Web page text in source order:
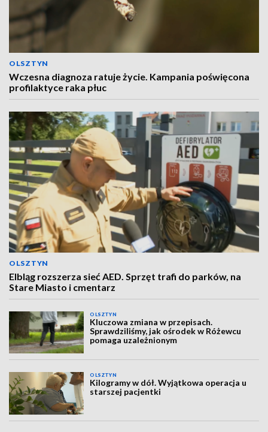
OLSZTYN
Wczesna diagnoza ratuje życie. Kampania poświęcona
profilaktyce raka płuc
OLSZTYN
Elbląg rozszerza sieć AED. Sprzęt trafi do parków, na
Stare Miasto i cmentarz
OLSZTYN
Kluczowa zmiana w przepisach.
Sprawdziliśmy, jak ośrodek w Różewcu
pomaga uzależnionym
OLSZTYN
Kilogramy w dół. Wyjątkowa operacja u
starszej pacjentki